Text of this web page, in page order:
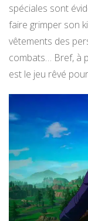
spéciales sont
faire grimper son
vêtements des
combats… Bref, à
est le jeu rêvé